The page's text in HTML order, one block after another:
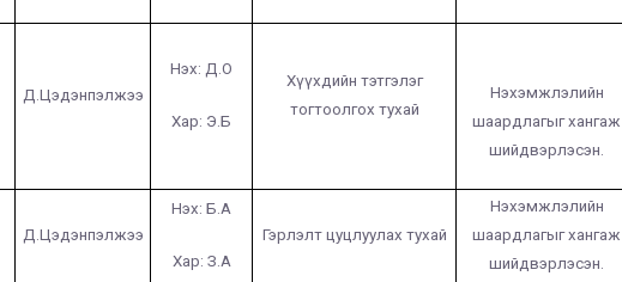
Д.Цэдэнпэлжээ
Нэх: Д.О
Хар: Э.Б
Хүүхдийн тэтгэлэг
тогтоолгох тухай
Нэхэмжлэлийн
шаардлагыг хангаж
шийдвэрлэсэн.
Д.Цэдэнпэлжээ
Нэх: Б.А
Хар: З.А
Гэрлэлт цуцлуулах тухай
Нэхэмжлэлийн
шаардлагыг хангаж
шийдвэрлэсэн.